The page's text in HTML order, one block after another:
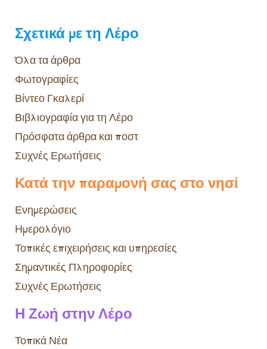
Σχετικά με τη Λέρο
Όλα τα άρθρα
Φωτογραφίες
Βίντεο Γκαλερί
Βιβλιογραφία για τη Λέρο
Πρόσφατα άρθρα και ποστ
Συχνές Ερωτήσεις
Κατά την παραμονή σας στο νησί
Ενημερώσεις
Ημερολόγιο
Τοπικές επιχειρήσεις και υπηρεσίες
Σημαντικές Πληροφορίες
Συχνές Ερωτήσεις
Η Ζωή στην Λέρο
Τοπικά Νέα